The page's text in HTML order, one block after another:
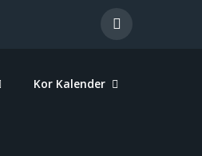
Kor Kalender